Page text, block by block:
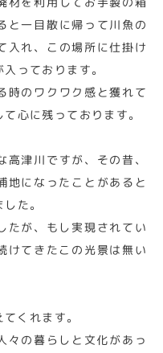
と一目散に帰って川魚の
入れ、この場所に仕掛け
っております。
時のワクワク感と獲れて
心に残っております。
津川ですが、その昔、
地になったことがあると
た。
たが、もし実現されてい
けてきたこの光景は無い
くれます。
々の暮らしと文化があっ